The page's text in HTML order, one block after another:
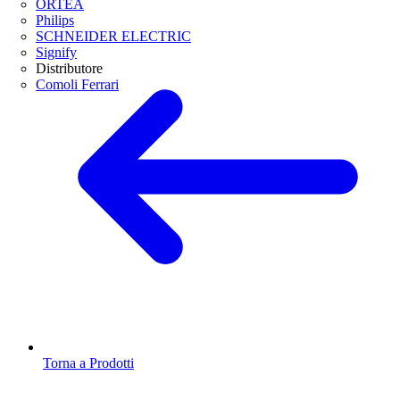
ORTEA
Philips
SCHNEIDER ELECTRIC
Signify
Distributore
Comoli Ferrari
Torna a Prodotti